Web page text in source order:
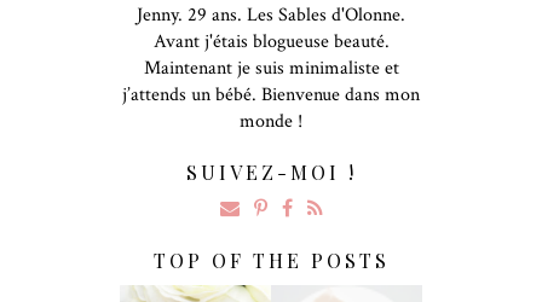
Jenny. 29 ans. Les Sables d'Olonne.
Avant j'étais blogueuse beauté.
Maintenant je suis minimaliste et
j’attends un bébé. Bienvenue dans mon
monde !
SUIVEZ-MOI !
TOP OF THE POSTS